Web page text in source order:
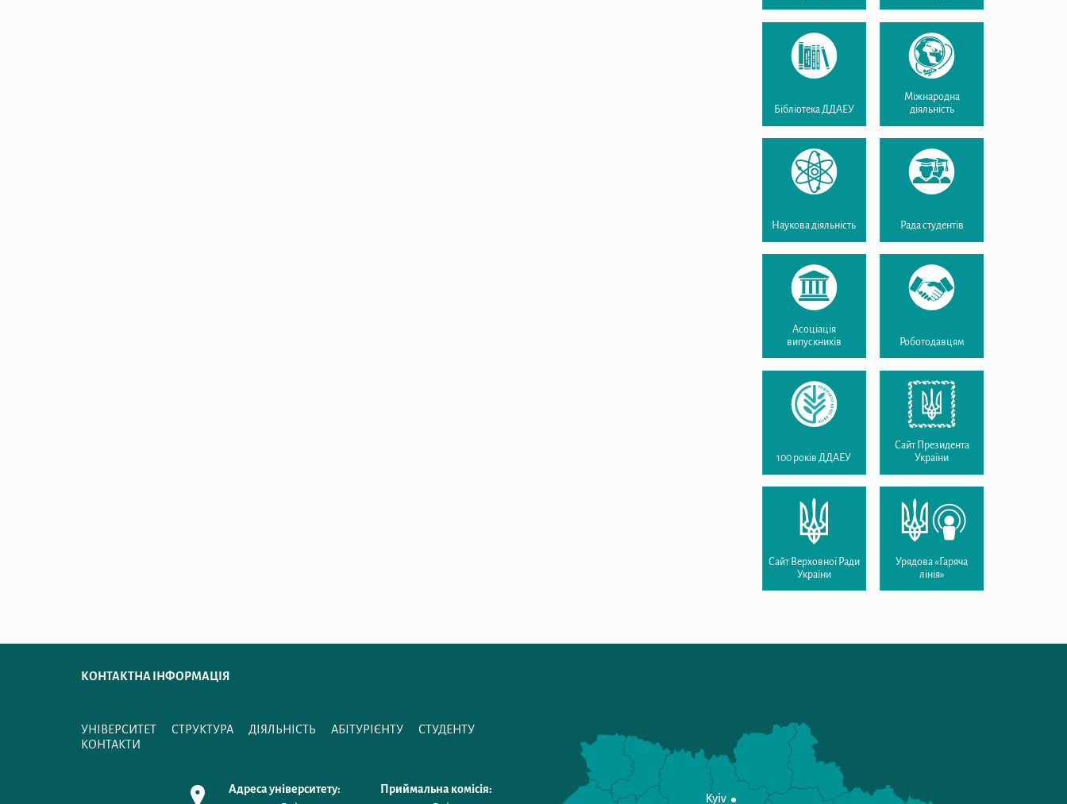
Бібліотека ДДАЕУ
Міжнародна
діяльність
Наукова діяльність Рада студентів
Асоціація
випускників
Роботодавцям
100 років ДДАЕУ
Сайт Президента
України
Сайт Верховної Ради
України
Урядова «Гаряча
лінія»
КОНТАКТНА ІНФОРМАЦІЯ
УНІВЕРСИТЕТ СТРУКТУРА ДІЯЛЬНІСТЬ АБІТУРІЄНТУ
СТУДЕНТУ
КОНТАКТИ
Адреса університету:
Приймальна комісія: